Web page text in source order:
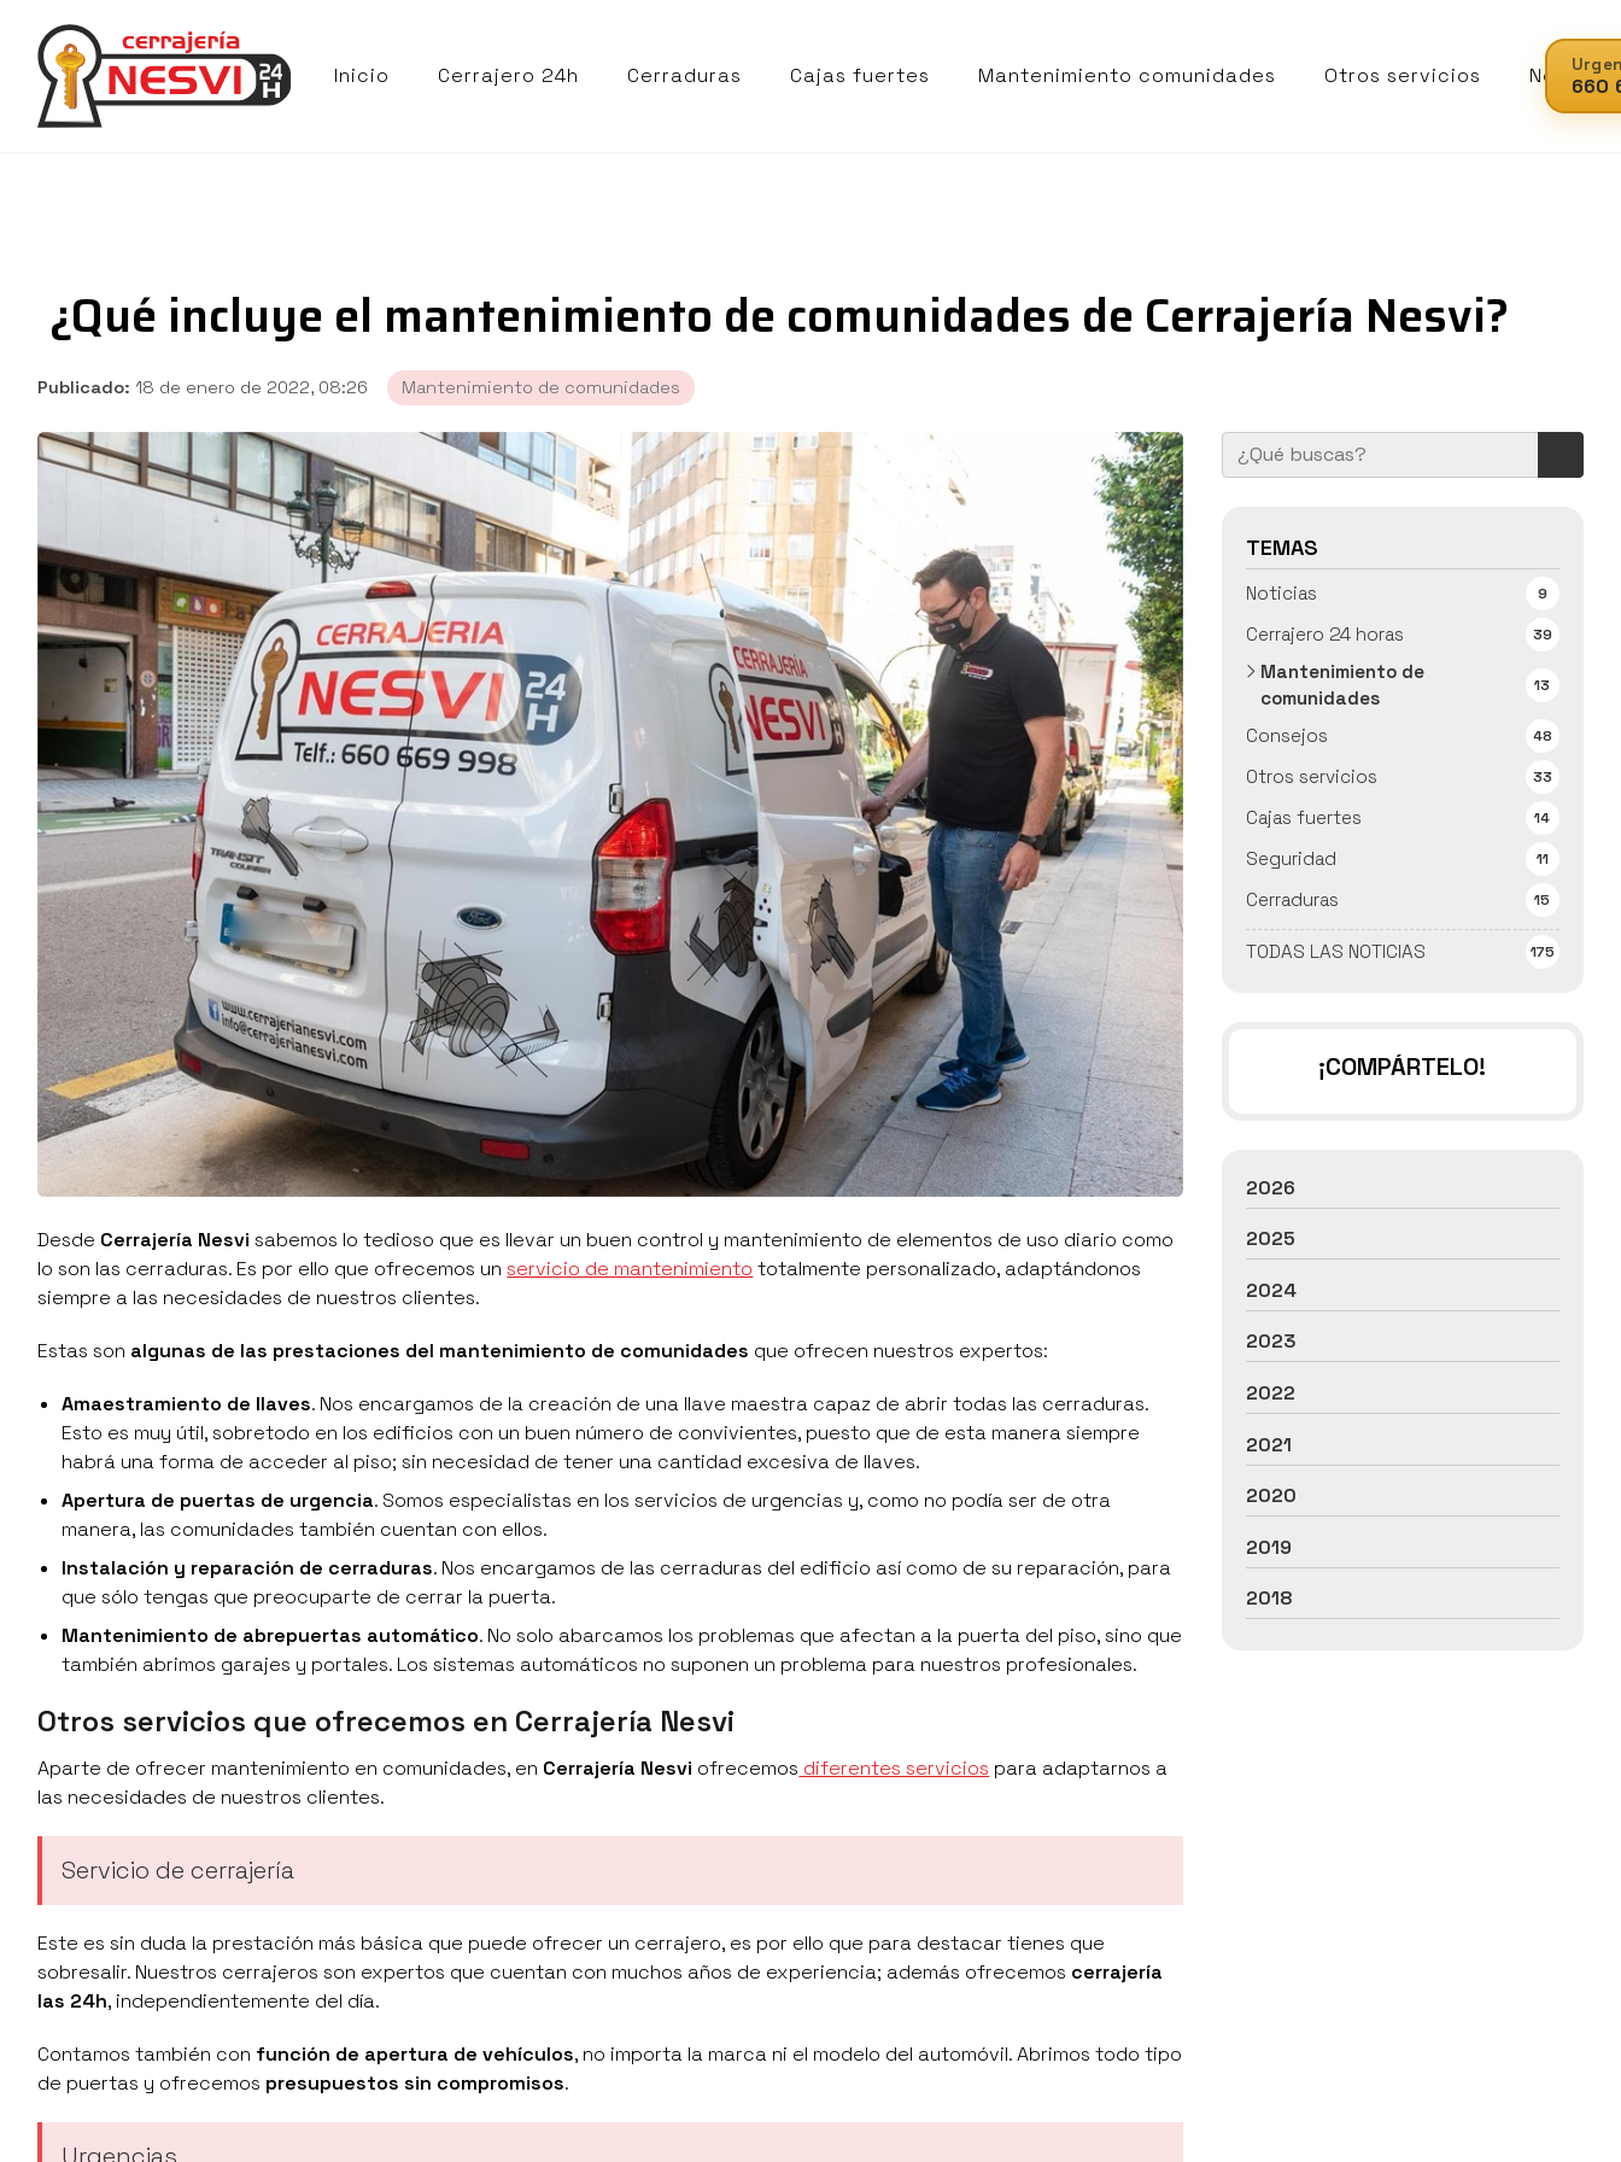
Inicio Cerrajero 24h Cerraduras Cajas fuertes Mantenimiento comunidades Otros servicios Noticias
660
¿Qué incluye el mantenimiento de comunidades de Cerrajería Nesvi?
Publicado: 18 de enero de 2022, 08:26 Mantenimiento de comunidades
TEMAS
TODAS LAS NOTICIAS 175
Noticias 9
Cerrajero 24 horas 39
Mantenimiento de
comunidades
13
Consejos 48
Otros servicios 33
Cajas fuertes 14
Seguridad 11
Cerraduras 15
Desde Cerrajería Nesvi sabemos lo tedioso que es llevar un buen control y mantenimiento de elementos de uso diario como
lo son las cerraduras. Es por ello que ofrecemos unservicio de mantenimiento totalmente personalizado, adaptándonos
siempre a las necesidades de nuestros clientes.
Estas son algunas de las prestaciones del mantenimiento de comunidades que ofrecen nuestros expertos:
Amaestramiento de llaves. Nos encargamos de la creación de una llave maestra capaz de abrir todas las cerraduras.
Esto es muy útil, sobretodo en los edificios con un buen número de convivientes, puesto que de esta manera siempre
habrá una forma de acceder al piso; sin necesidad de tener una cantidad excesiva de llaves.
Apertura de puertas de urgencia. Somos especialistas en los servicios de urgencias y, como no podía ser de otra
manera, las comunidades también cuentan con ellos.
Instalación y reparación de cerraduras. Nos encargamos de las cerraduras del edificio así como de su reparación, para
que sólo tengas que preocuparte de cerrar la puerta.
Mantenimiento de abrepuertas automático. No solo abarcamos los problemas que afectan a la puerta del piso, sino que
también abrimos garajes y portales. Los sistemas automáticos no suponen un problema para nuestros profesionales.
Otros servicios que ofrecemos en Cerrajería Nesvi
Aparte de ofrecer mantenimiento en comunidades, en Cerrajería Nesvi ofrecemos diferentes servicios para adaptarnos a
las necesidades de nuestros clientes.
Servicio de cerrajería
Este es sin duda la prestación más básica que puede ofrecer un cerrajero, es por ello que para destacar tienes que
sobresalir. Nuestros cerrajeros son expertos que cuentan con muchos años de experiencia; además ofrecemos cerrajería
las 24h, independientemente del día.
Contamos también con función de apertura de vehículos, no importa la marca ni el modelo del automóvil. Abrimos todo tipo
de puertas y ofrecemos presupuestos sin compromisos.
¡COMPÁRTELO!
2026
2025
2024
2023
2022
2021
2020
2019
2018